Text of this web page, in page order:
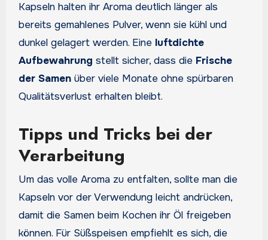
Kapseln halten ihr Aroma deutlich länger als
bereits gemahlenes Pulver, wenn sie kühl und
dunkel gelagert werden. Eine luftdichte
Aufbewahrung stellt sicher, dass die Frische
der Samenüber viele Monate ohne spürbaren
Qualitätsverlust erhalten bleibt.
Tipps und Tricks bei der
Verarbeitung
Um das volle Aroma zu entfalten, sollte man die
Kapseln vor der Verwendung leicht andrücken,
damit die Samen beim Kochen ihr Öl freigeben
können. Für Süßspeisen empfiehlt es sich, die